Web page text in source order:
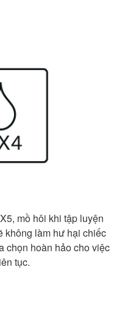
mồ hôi khi tập luyện
không làm hư hại chiếc
chọn hoàn hảo cho việc
tục.